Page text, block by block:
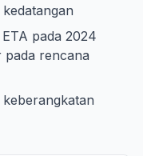
pada 2024
pada rencana